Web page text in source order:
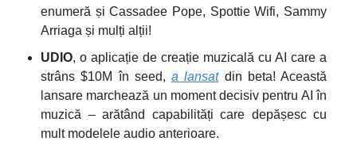
enumeră și Cassadee Pope, Spottie Wifi, Sammy
Arriaga și mulți alții!
UDIO, o aplicație de creație muzicală cu AI care a
strâns $10M în seed, a lansatdin beta! Această
lansare marchează un moment decisiv pentru AI în
muzică – arătând capabilități care depășesc cu
mult modelele audio anterioare.